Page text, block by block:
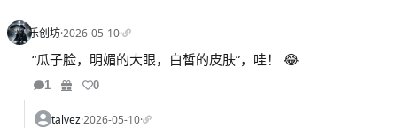
乐创坊·2026-05-10·
“瓜子脸，明媚的大眼，白皙的皮肤”，哇！ 😂
1 0
talvez·2026-05-10·